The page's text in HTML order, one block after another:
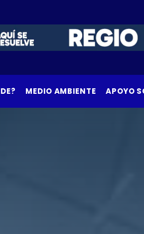
MEDIO AMBIENTE APOYO